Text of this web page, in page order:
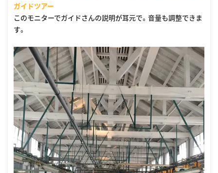
ガイドツアー
このモニターでガイドさんの説明が耳元で。音量も調整できま
す。